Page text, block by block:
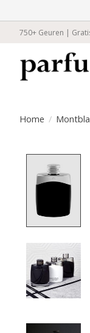
750+ Geuren |
Home /